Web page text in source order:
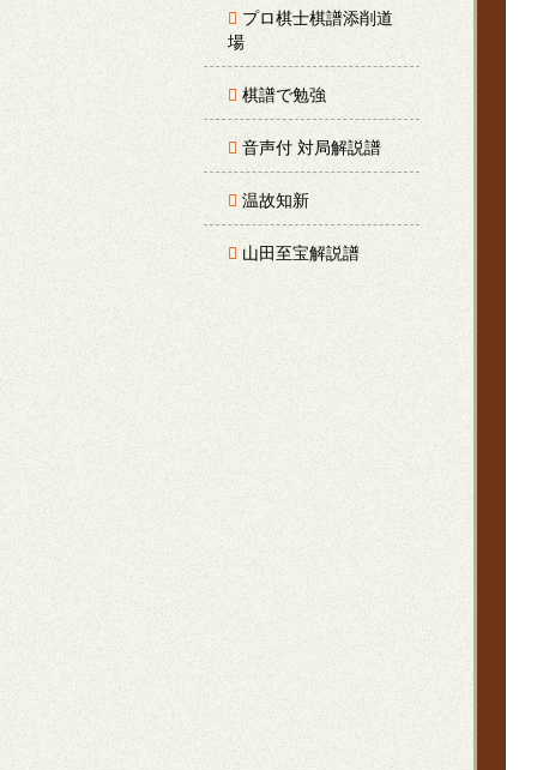
プロ棋士棋譜添削道
場
棋譜で勉強
音声付 対局解説譜
温故知新
山田至宝解説譜